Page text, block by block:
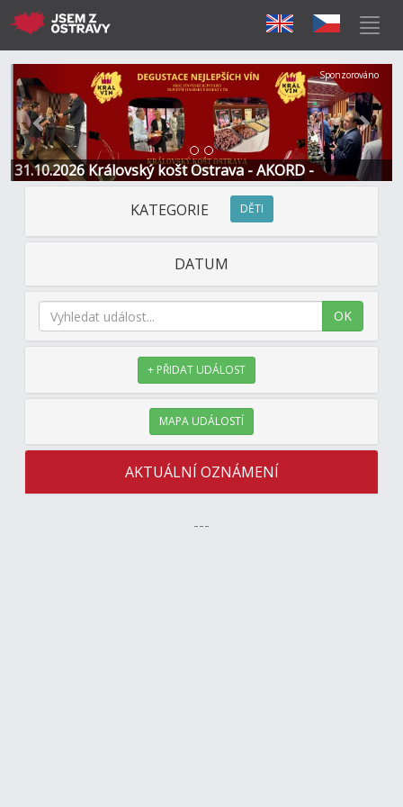
31.10.2026 Královský košt Ostrava - AKORD -
Restaurace a Hotel
Předchozí Další
Sponzorováno
KATEGORIE DĚTI
DATUM
OK
+ PŘIDAT UDÁLOST
MAPA UDÁLOSTÍ
AKTUÁLNÍ OZNÁMENÍ
---